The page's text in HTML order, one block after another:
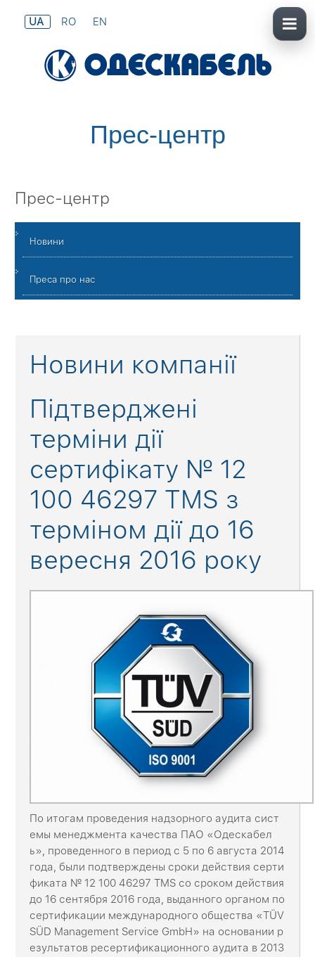
UA RO EN
Прес-центр
Прес-центр
Новини
Преса про нас
Новини компанії
Підтверджені
терміни дії
сертифікату № 12
100 46297 TMS з
терміном дії до 16
вересня 2016 року
По итогам проведения надзорного аудита сист
емы менеджмента качества ПАО «Одескабел
ь», проведенного в период с 5 по 6 августа 2014
года, были подтверждены сроки действия серти
фиката № 12 100 46297 TMS со сроком действия
до 16 сентября 2016 года, выданного органом по
сертификации международного общества «TÜV
SÜD Management Service GmbH» на основании р
езультатов ресертификационного аудита в 2013